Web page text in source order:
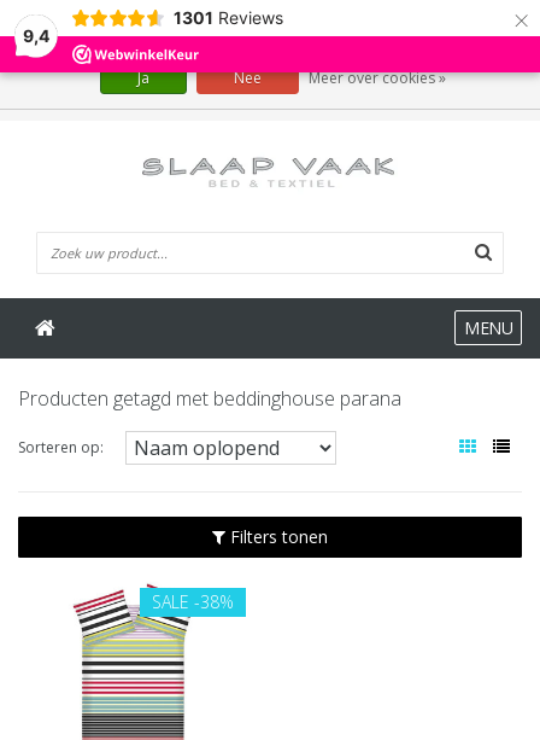
9,4
1301 Reviews ×
MENU
Producten getagd met beddinghouse parana
Sorteren op:
Filters tonen
SALE -38%
Wij slaan cookies op om onze website te verbeteren. Is dat akkoord?
Ja Nee Meer over cookies »